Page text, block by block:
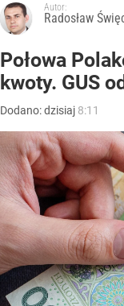
Autor:
Radosław
Połowa
kwoty. GUS
Dodano:dzisiaj 8:11